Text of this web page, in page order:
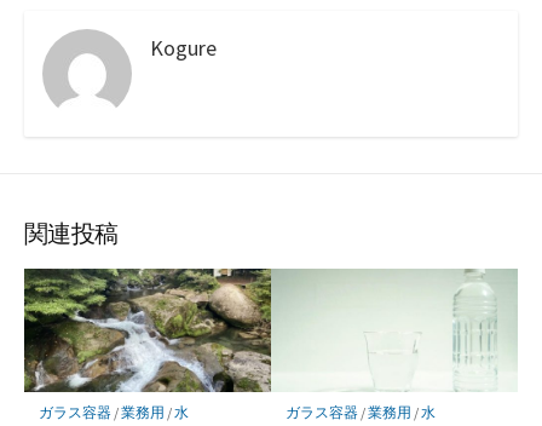
Kogure
関連投稿
ガラス容器/業務用 /水 ガラス容器/業務用 /水